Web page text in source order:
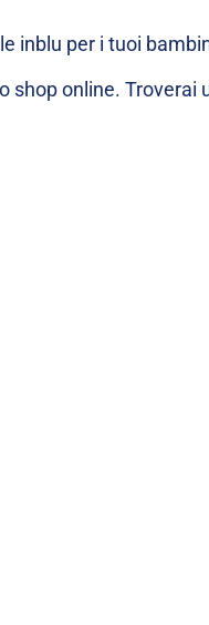
inblu per i tuoi
shop online. Troverai